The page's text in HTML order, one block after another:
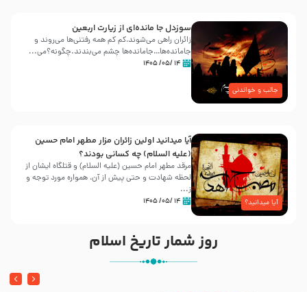
جالب و خواندنی
سوزدل جا مانده‌ای از زیارت اربعین
زائران راهی می‌شوند،کم‌ کم همه رفتنی‌ها می‌روند و
جامانده‌ها…جامانده‌ها چشم می‌بندند.چگونه؟می‌...
۱۴ /۰۵/ ۱۴۰۵
آیا میدانید؟
آیا میدانید اولین زائران مزار مطهر امام حسین
(علیه السلام) چه کسانی بودند؟
مرقد مطهر امام حسین (علیه السلام) و قتلگاه ایشان از
لحظه شهادت و حتی پیش از آن، همواره مورد توجه و
ز...
۱۴ /۰۵/ ۱۴۰۵
روز شمار تاریخ اسلام